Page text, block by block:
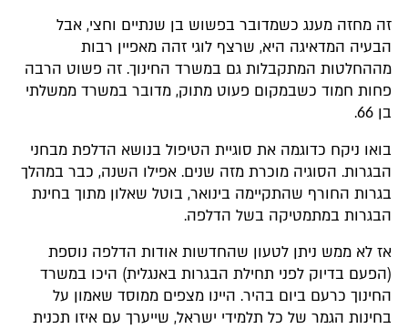
זה מחזה מענג כשמדובר בפשוש בן שנתיים וחצי, אבל
הבעיה המדאיגה היא, שרצף לוגי זהה מאפיין רבות
מההחלטות המתקבלות גם במשרד החינוך. זה פשוט הרבה
פחות חמוד כשבמקום פעוט מתוק, מדובר במשרד ממשלתי
בן 66.
בואו ניקח כדוגמה את סוגיית הטיפול בנושא הדלפת מבחני
הבגרות. הסוגיה מוכרת מזה שנים. אפילו השנה, כבר במהלך
בגרות החורף שהתקיימה בינואר, בוטל שאלון מתוך בחינת
הבגרות במתמטיקה בשל הדלפה.
אז לא ממש ניתן לטעון שהחדשות אודות הדלפה נוספת
(הפעם בדיוק לפני תחילת הבגרות באנגלית) היכו במשרד
החינוך כרעם ביום בהיר. היינו מצפים ממוסד שאמון על
בחינות הגמר של כל תלמידי ישראל, שייערך עם איזו תכנית